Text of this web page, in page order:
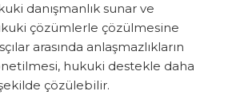
danışmanlık sunar ve
çözümlerle çözülmesine
arasında anlaşmazlıkların
hukuki destekle daha
çözülebilir.